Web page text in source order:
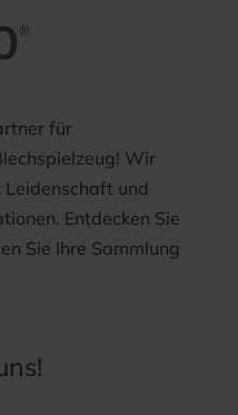
für
Wir
und
Entdecken Sie
Sie Ihre Sammlung